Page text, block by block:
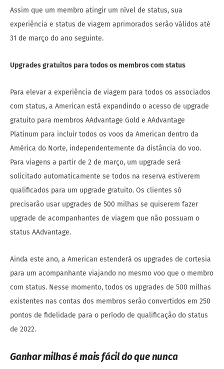
Assim que um membro atingir um nível de status, sua
experiência e status de viagem aprimorados serão válidos até
31 de março do ano seguinte.
Upgrades gratuitos para todos os membros com status
Para elevar a experiência de viagem para todos os associados
com status, a American está expandindo o acesso de upgrade
gratuito para membros AAdvantage Gold e AAdvantage
Platinum para incluir todos os voos da American dentro da
América do Norte, independentemente da distância do voo.
Para viagens a partir de 2 de março, um upgrade será
solicitado automaticamente se todos na reserva estiverem
qualificados para um upgrade gratuito. Os clientes só
precisarão usar upgrades de 500 milhas se quiserem fazer
upgrade de acompanhantes de viagem que não possuam o
status AAdvantage.
Ainda este ano, a American estenderá os upgrades de cortesia
para um acompanhante viajando no mesmo voo que o membro
com status. Nesse momento, todos os upgrades de 500 milhas
existentes nas contas dos membros serão convertidos em 250
pontos de fidelidade para o período de qualificação do status
de 2022.
Ganhar milhas é mais fácil do que nunca